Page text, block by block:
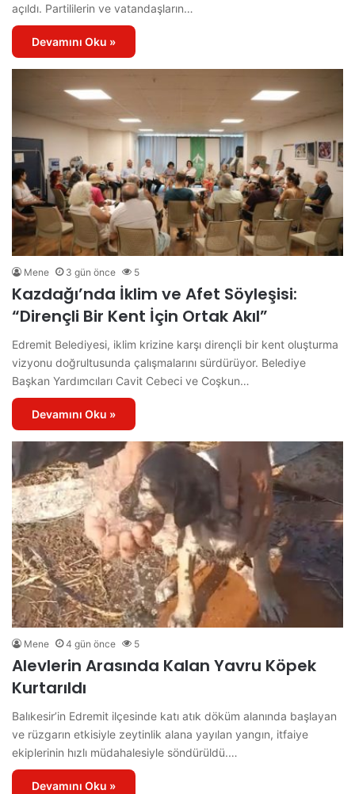
açıldı. Partililerin ve vatandaşların…
Devamını Oku »
Mene 3 gün önce 5
Kazdağı’nda İklim ve Afet Söyleşisi:
“Dirençli Bir Kent İçin Ortak Akıl”
Edremit Belediyesi, iklim krizine karşı dirençli bir kent oluşturma
vizyonu doğrultusunda çalışmalarını sürdürüyor. Belediye
Başkan Yardımcıları Cavit Cebeci ve Coşkun…
Devamını Oku »
Mene 4 gün önce 5
Alevlerin Arasında Kalan Yavru Köpek
Kurtarıldı
Balıkesir’in Edremit ilçesinde katı atık döküm alanında başlayan
ve rüzgarın etkisiyle zeytinlik alana yayılan yangın, itfaiye
ekiplerinin hızlı müdahalesiyle söndürüldü.…
Devamını Oku »